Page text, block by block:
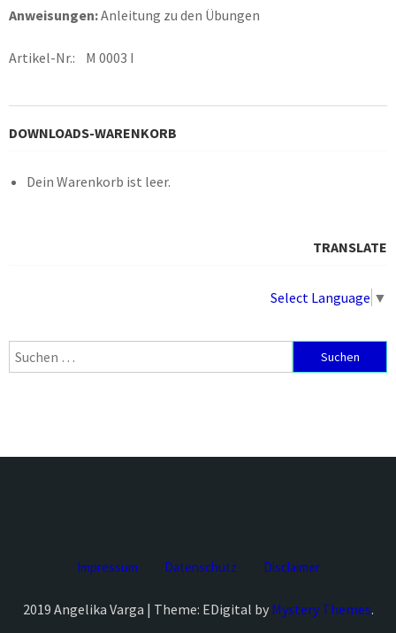
Anweisungen:Anleitung zu den Übungen
Artikel-Nr.: M 0003 I
DOWNLOADS-WARENKORB
Dein Warenkorb ist leer.
TRANSLATE
Select Language ▼
Suchen
nach:
Impressum Datenschutz Disclaimer
2019 Angelika Varga | Theme: EDigital by Mystery Themes.